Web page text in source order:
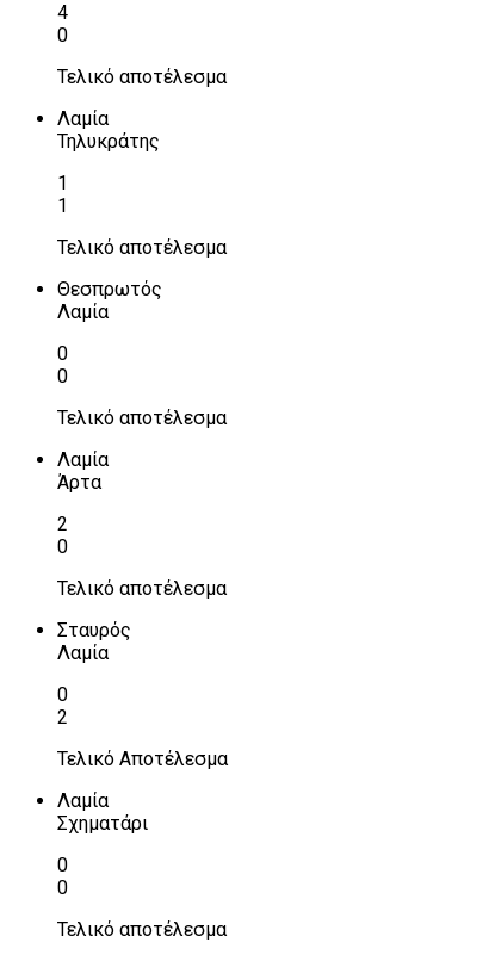
4
0
Τελικό αποτέλεσμα
Λαμία
Τηλυκράτης
1
1
Τελικό αποτέλεσμα
Θεσπρωτός
Λαμία
0
0
Τελικό αποτέλεσμα
Λαμία
Άρτα
2
0
Τελικό αποτέλεσμα
Σταυρός
Λαμία
0
2
Τελικό Αποτέλεσμα
Λαμία
Σχηματάρι
0
0
Τελικό αποτέλεσμα